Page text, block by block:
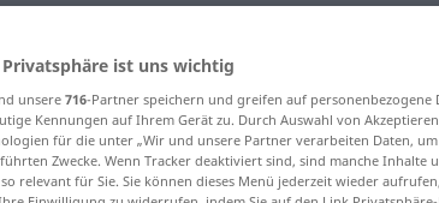
für "Trupp"
ist uns wichtig
unsere 716-Partner speichern und greifen auf personenbezogene
Kennungen auf Ihrem Gerät zu. Durch Auswahl von
für die unter „Wir und unsere Partner verarbeiten Daten,
Zwecke. Wenn Tracker deaktiviert sind, sind manche Inhalte
relevant für Sie. Sie können dieses Menü jederzeit wieder